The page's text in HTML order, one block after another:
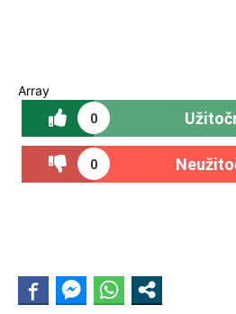
Array
0
0